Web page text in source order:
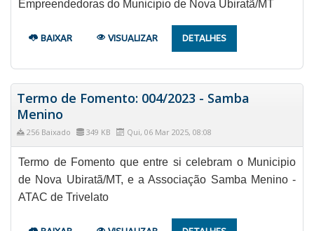
Empreendedoras do Municipio de Nova Ubiratã/MT
BAIXAR VISUALIZAR DETALHES
Termo de Fomento: 004/2023 - Samba
Menino
256 Baixado 349 KB Qui, 06 Mar 2025, 08:08
Termo de Fomento que entre si celebram o Municipio
de Nova Ubiratã/MT, e a Associação Samba Menino -
ATAC de Trivelato